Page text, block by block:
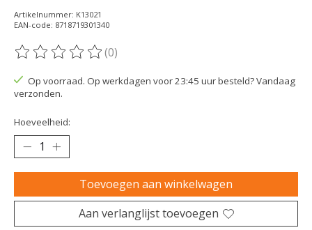
Artikelnummer: K13021
EAN-code: 8718719301340
De beoordeling van dit product is
(0)
Op voorraad. Op werkdagen voor 23:45 uur besteld? Vandaag
verzonden.
Hoeveelheid:
Toevoegen aan winkelwagen
Aan verlanglijst toevoegen